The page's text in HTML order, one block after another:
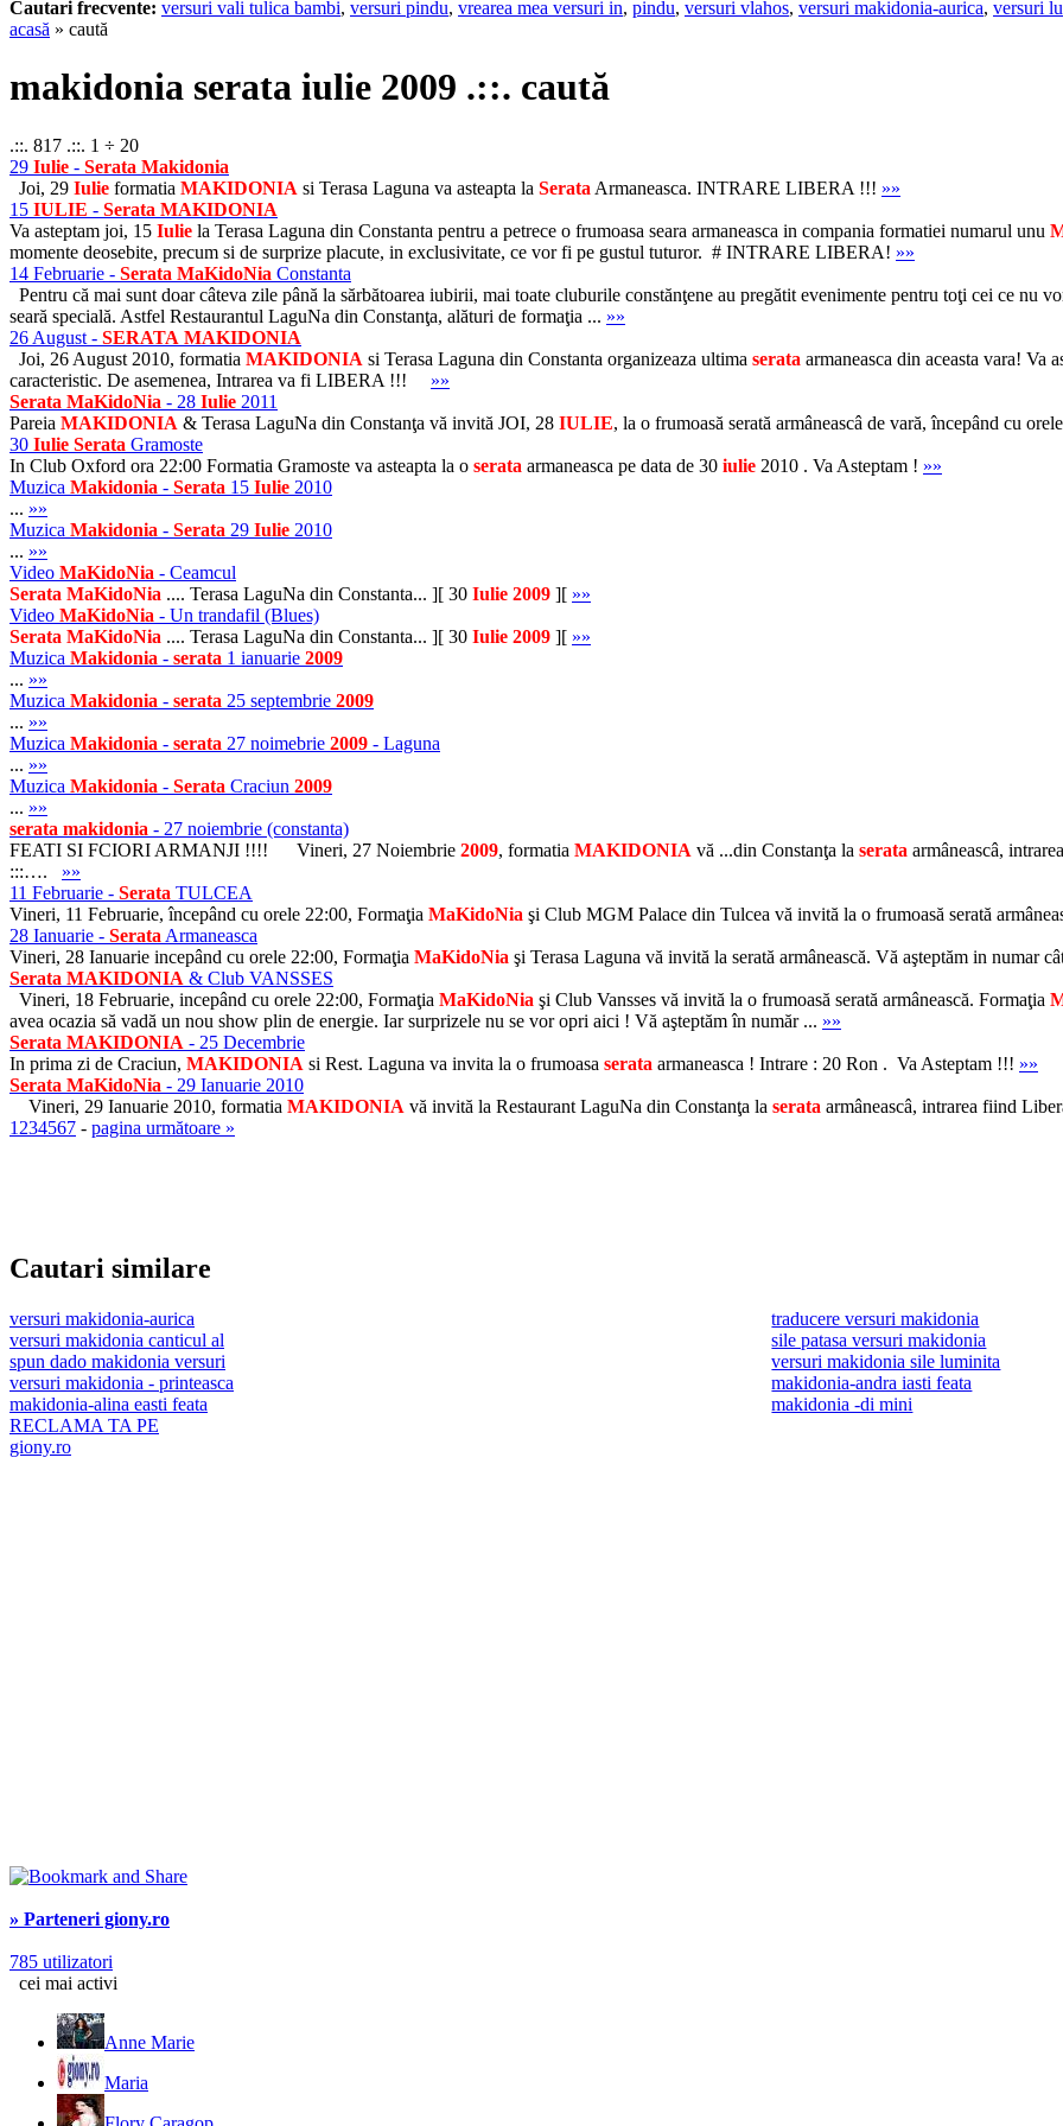
Cautari frecvente: versuri vali tulica bambi, versuri pindu, vrearea mea versuri in, pindu, versuri vlahos, versuri makidonia-aurica, versuri
acasă » caută
makidonia serata iulie 2009 .::. caută
.::. 817 .::. 1 ÷ 20
29 Iulie - Serata Makidonia
Joi, 29 Iulie formatia MAKIDONIA si Terasa Laguna va asteapta la Serata Armaneasca. INTRARE LIBERA !!! »»
15 IULIE - Serata MAKIDONIA
Va asteptam joi, 15 Iulie la Terasa Laguna din Constanta pentru a petrece o frumoasa seara armaneasca in compania formatiei numarul unu
momente deosebite, precum si de surprize placute, in exclusivitate, ce vor fi pe gustul tuturor. # INTRARE LIBERA! »»
14 Februarie - Serata MaKidoNia Constanta
Pentru că mai sunt doar câteva zile până la sărbătoarea iubirii, mai toate cluburile constănţene au pregătit evenimente pentru toţi cei ce nu
seară specială. Astfel Restaurantul LaguNa din Constanţa, alături de formaţia ... »»
26 August - SERATA MAKIDONIA
Joi, 26 August 2010, formatia MAKIDONIA si Terasa Laguna din Constanta organizeaza ultima serata armaneasca din aceasta vara! Va
caracteristic. De asemenea, Intrarea va fi LIBERA !!! »»
Serata MaKidoNia - 28 Iulie 2011
Pareia MAKIDONIA & Terasa LaguNa din Constanţa vă invită JOI, 28 IULIE, la o frumoasă serată armâneascâ de vară, începând cu
30 Iulie Serata Gramoste
In Club Oxford ora 22:00 Formatia Gramoste va asteapta la o serata armaneasca pe data de 30 iulie 2010 . Va Asteptam ! »»
Muzica Makidonia - Serata 15 Iulie 2010
... »»
Muzica Makidonia - Serata 29 Iulie 2010
... »»
Video MaKidoNia - Ceamcul
Serata MaKidoNia .... Terasa LaguNa din Constanta... ][ 30 Iulie 2009 ][ »»
Video MaKidoNia - Un trandafil (Blues)
Serata MaKidoNia .... Terasa LaguNa din Constanta... ][ 30 Iulie 2009 ][ »»
Muzica Makidonia - serata 1 ianuarie 2009
... »»
Muzica Makidonia - serata 25 septembrie 2009
... »»
Muzica Makidonia - serata 27 noimebrie 2009 - Laguna
... »»
Muzica Makidonia - Serata Craciun 2009
... »»
serata makidonia - 27 noiembrie (constanta)
FEATI SI FCIORI ARMANJI !!!! Vineri, 27 Noiembrie 2009, formatia MAKIDONIA vă ...din Constanţa la serata armâneascâ,
:::…. »»
11 Februarie - Serata TULCEA
Vineri, 11 Februarie, începând cu orele 22:00, Formaţia MaKidoNia şi Club MGM Palace din Tulcea vă invită la o frumoasă serată
28 Ianuarie - Serata Armaneasca
Vineri, 28 Ianuarie incepând cu orele 22:00, Formaţia MaKidoNia şi Terasa Laguna vă invită la serată armânească. Vă aşteptăm in numar
Serata MAKIDONIA & Club VANSSES
Vineri, 18 Februarie, incepând cu orele 22:00, Formaţia MaKidoNia şi Club Vansses vă invită la o frumoasă serată armânească. Formaţia
avea ocazia să vadă un nou show plin de energie. Iar surprizele nu se vor opri aici ! Vă aşteptăm în număr ... »»
Serata MAKIDONIA - 25 Decembrie
In prima zi de Craciun, MAKIDONIA si Rest. Laguna va invita la o frumoasa serata armaneasca ! Intrare : 20 Ron . Va Asteptam !!! »»
Serata MaKidoNia - 29 Ianuarie 2010
Vineri, 29 Ianuarie 2010, formatia MAKIDONIA vă invită la Restaurant LaguNa din Constanţa la serata armâneascâ, intrarea fiind
1 234567 - pagina următoare »
Cautari similare
versuri makidonia-aurica
traducere versuri makidonia
versuri makidonia canticul al
sile patasa versuri makidonia
spun dado makidonia versuri
versuri makidonia sile luminita
versuri makidonia - printeasca
makidonia-andra iasti feata
makidonia-alina easti feata
makidonia -di mini
RECLAMA TA PE
giony.ro
» Parteneri giony.ro
785 utilizatori
cei mai activi
Anne Marie
Maria